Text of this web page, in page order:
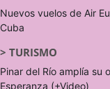
Nuevos vuelos de Air
Cuba
> TURISMO
Pinar del Río amplía su
Esperanza (+Video)